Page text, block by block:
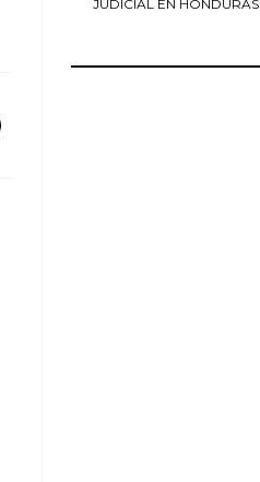
JUDICIAL EN HONDURAS